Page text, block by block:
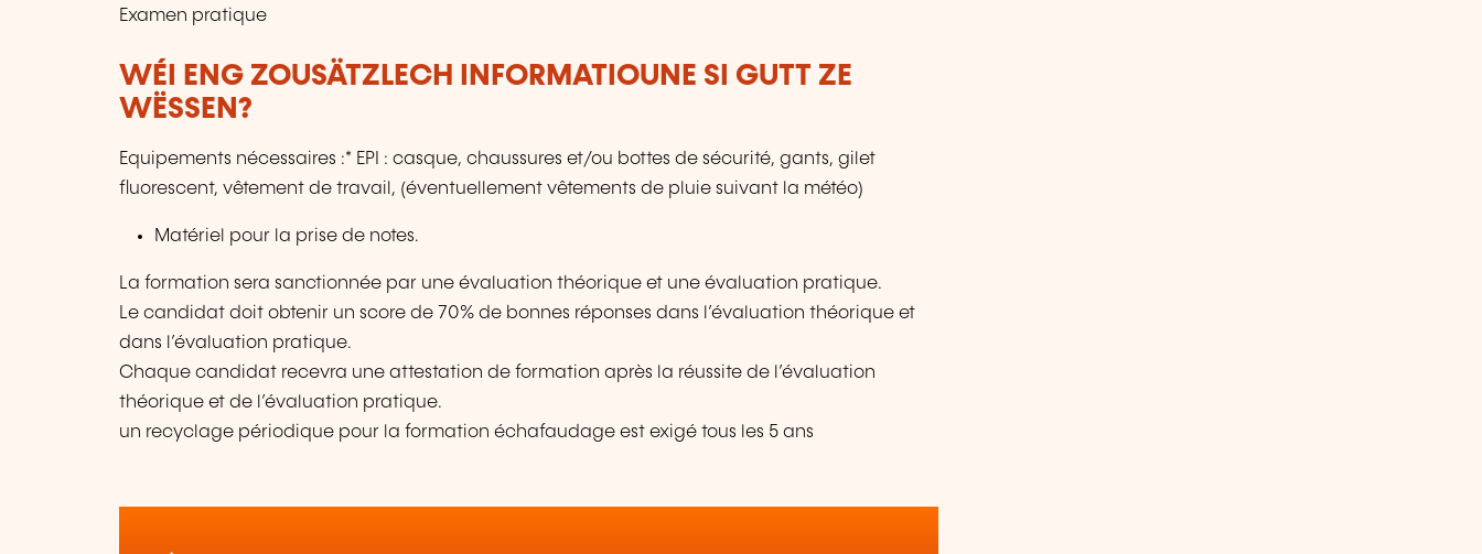
Examen pratique
WÉI ENG ZOUSÄTZLECH INFORMATIOUNE SI GUTT ZE
WËSSEN?
Equipements nécessaires :* EPI : casque, chaussures et/ou bottes de sécurité, gants, gilet
fluorescent, vêtement de travail, (éventuellement vêtements de pluie suivant la météo)
Matériel pour la prise de notes.
La formation sera sanctionnée par une évaluation théorique et une évaluation pratique.
Le candidat doit obtenir un score de 70% de bonnes réponses dans l’évaluation théorique et
dans l’évaluation pratique.
Chaque candidat recevra une attestation de formation après la réussite de l’évaluation
théorique et de l’évaluation pratique.
un recyclage périodique pour la formation échafaudage est exigé tous les 5 ans